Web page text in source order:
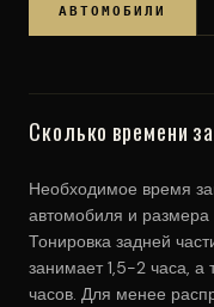
АВТОМОБИЛИ
Сколько времени
Необходимое время
автомобиля и
Тонировка задней
занимает 1,5-2 часа, а
часов. Для менее